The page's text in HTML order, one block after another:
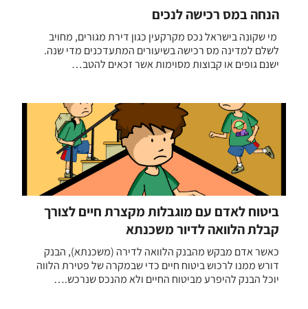
הנחה במס רכישה לנכים
מי שקונה בישראל נכס מקרקעין כגון דירת מגורים, מחויב
לשלם למדינה מס רכישה בשיעורים המתעדכנים מדי שנה.
ישנם גופים או קבוצות מסוימות אשר זכאים להטב…
ביטוח לאדם עם מוגבלות מקצרת חיים לצורך
קבלת הלוואה לדיור משכנתא
כאשר אדם מבקש מהבנק הלוואה לדירה (משכנתא), הבנק
דורש ממנו לרכוש ביטוח חיים כדי שבמקרה של פטירת הלווה
יוכל הבנק להיפרע מביטוח החיים ולא מהנכס שנרכש.…